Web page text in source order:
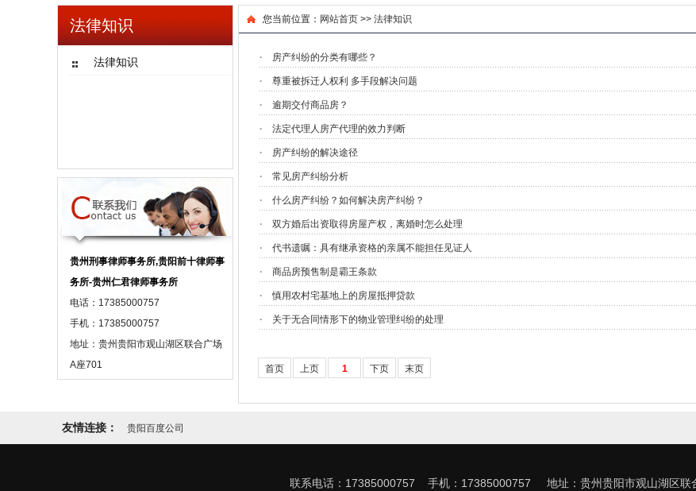
法律知识
法律知识
贵州刑事律师事务所,贵阳前十律师事
务所-贵州仁君律师事务所
电话：17385000757
手机：17385000757
地址：贵州贵阳市观山湖区联合广场
A座701
您当前位置： 网站首页 >> 法律知识
· 房产纠纷的分类有哪些？
· 尊重被拆迁人权利 多手段解决问题
· 逾期交付商品房？
· 法定代理人房产代理的效力判断
· 房产纠纷的解决途径
· 常见房产纠纷分析
· 什么房产纠纷？如何解决房产纠纷？
· 双方婚后出资取得房屋产权，离婚时怎么处理
· 代书遗嘱：具有继承资格的亲属不能担任见证人
· 商品房预售制是霸王条款
· 慎用农村宅基地上的房屋抵押贷款
· 关于无合同情形下的物业管理纠纷的处理
首页 上页 1 下页 末页
友情连接： 贵阳百度公司
联系电话：17385000757 手机：17385000757 地址：贵州贵阳市观山湖区